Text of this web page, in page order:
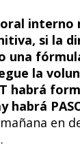
interno
si la
una
la
habrá
habrá
en